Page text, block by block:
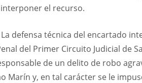
el recurso.
defensa técnica del encartado
del Primer Circuito Judicial de
de un delito de robo
Marín y, en tal carácter se le